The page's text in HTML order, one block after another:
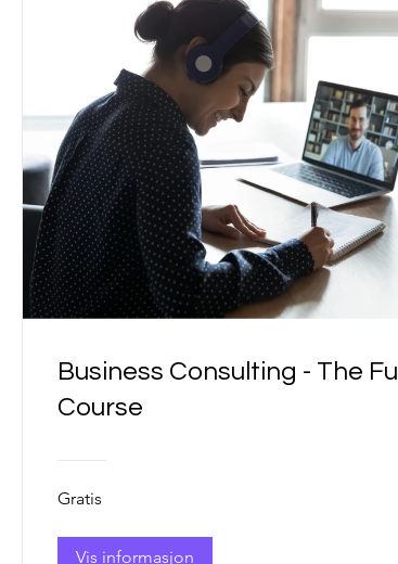
Business Consulting - The Full
Course
Gratis
Vis informasjon